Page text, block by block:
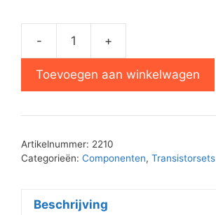
-
midhoog
aantal
+
Toevoegen aan winkelwagen
Artikelnummer: 2210
Categorieën: Componenten, Transistorsets
Beschrijving